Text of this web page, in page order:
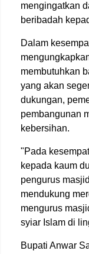
mengingatkan
beribadah
Dalam
membutuhkan
yang akan
dukungan,
pembangunan
kebersihan.
"Pada
kepada kaum
pengurus
mendukung
mengurus
syiar Islam di
Bupati Anwar